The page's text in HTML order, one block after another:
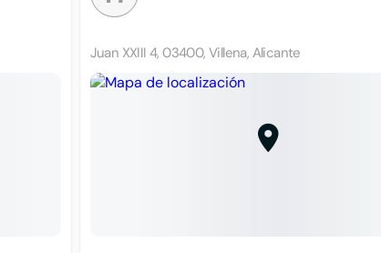
Juan XXIII 4, 03400, Villena, Alicante